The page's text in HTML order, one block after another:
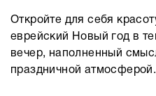
Откройте для себя
еврейский Новый год в
вечер, наполненный
праздничной